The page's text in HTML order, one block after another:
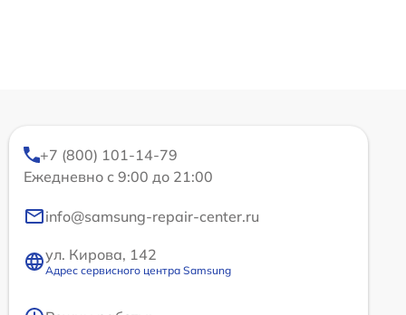
+7 (800) 101-14-79
Ежедневно с 9:00 до 21:00
info@samsung-repair-center.ru
ул. Кирова, 142
Адрес сервисного центра Samsung